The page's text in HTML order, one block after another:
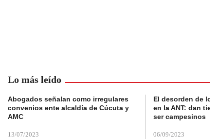
Lo más leído
Abogados señalan como irregulares
convenios ente alcaldía de Cúcuta y
AMC
13/07/2023
El desorden de
en la ANT: dan
ser campesinos
06/09/2023